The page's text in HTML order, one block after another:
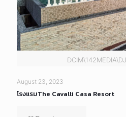
August 23, 2023
โรงแรมThe Cavalli Casa Resort